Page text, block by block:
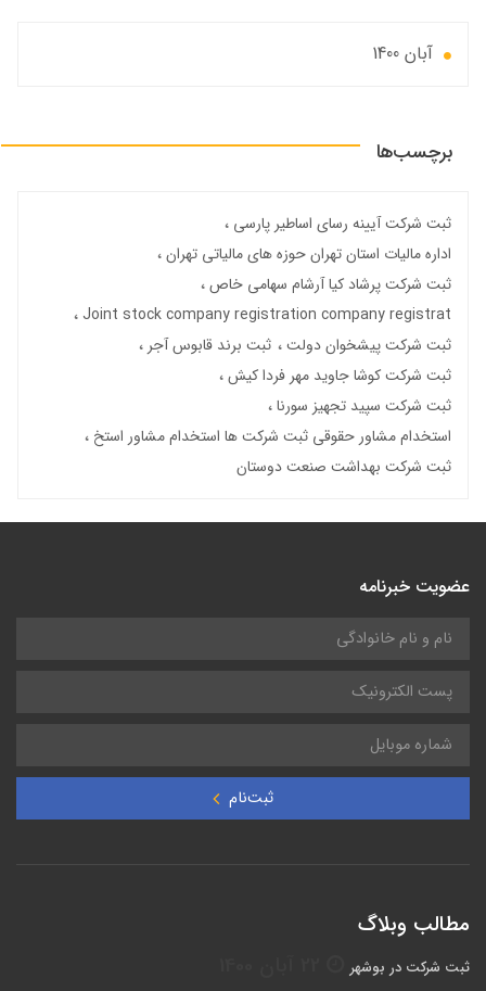
آبان 1400
برچسب‌ها
ثبت شرکت آیینه رسای اساطیر پارسی
اداره مالیات استان تهران حوزه های مالیاتی تهران
ثبت شرکت پرشاد کیا آرشام سهامی خاص
Joint stock company registration company registrat
ثبت شرکت پیشخوان دولت
ثبت برند قابوس آجر
ثبت شرکت کوشا جاوید مهر فردا کیش
ثبت شرکت سپید تجهیز سورنا
استخدام مشاور حقوقی ثبت شرکت ها استخدام مشاور استخ
ثبت شرکت بهداشت صنعت دوستان
عضویت خبرنامه
ثبت‌نام
مطالب وبلاگ
ثبت شرکت در بوشهر